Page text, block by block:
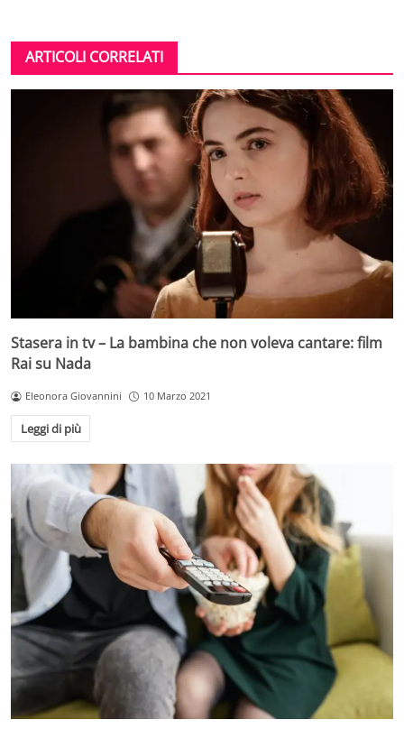
ARTICOLI CORRELATI
Stasera in tv – La bambina che non voleva cantare: film
Rai su Nada
Eleonora Giovannini 10 Marzo 2021
Leggi di più